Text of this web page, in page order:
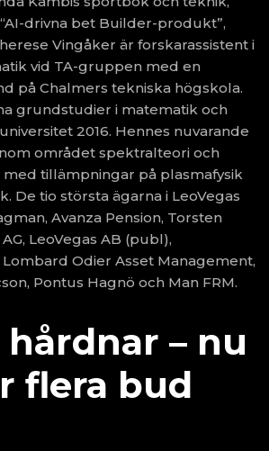
drivna bet Builder-produkt”,
Vingåker är forskarassistent i
vid TA-gruppen med en
på Chalmers tekniska högskola.
grundstudier i matematik och
2016. Hennes nuvarande
området spektralteori och
med tillämpningar på plasmafysik
De tio största ägarna i LeoVegas
Avanza Pension, Torsten
LeoVegas AB (publ),
Odier Asset Management,
Pontus Hagnö och Man FRM.
– nu
flera bud